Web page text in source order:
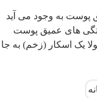
پوست به وجود می آید
های عمیق پوست
یک اسکار (زخم) به جا